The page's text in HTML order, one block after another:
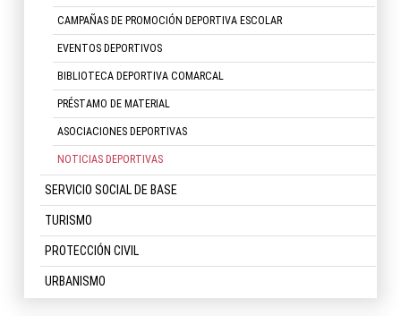
CAMPAÑAS DE PROMOCIÓN DEPORTIVA ESCOLAR
EVENTOS DEPORTIVOS
BIBLIOTECA DEPORTIVA COMARCAL
PRÉSTAMO DE MATERIAL
ASOCIACIONES DEPORTIVAS
NOTICIAS DEPORTIVAS
SERVICIO SOCIAL DE BASE
TURISMO
PROTECCIÓN CIVIL
URBANISMO